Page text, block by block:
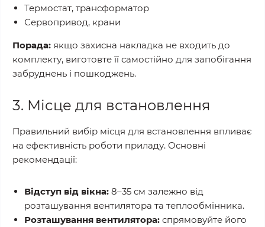
Термостат, трансформатор
Сервопривод, крани
Порада: якщо захисна накладка не входить до
комплекту, виготовте її самостійно для запобігання
забруднень і пошкоджень.
3. Місце для встановлення
Правильний вибір місця для встановлення впливає
на ефективність роботи приладу. Основні
рекомендації:
Відступ від вікна: 8–35 см залежно від
розташування вентилятора та теплообмінника.
Розташування вентилятора: спрямовуйте його